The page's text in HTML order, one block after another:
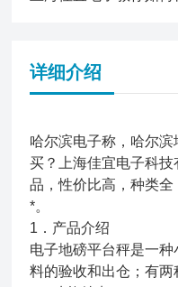
详细介绍
哈尔滨电子称，哈尔
买？上海佳宜电子科
品，性价比高，种类
*。
1．产品介绍
电子地磅平台秤是一
料的验收和出仓；有两